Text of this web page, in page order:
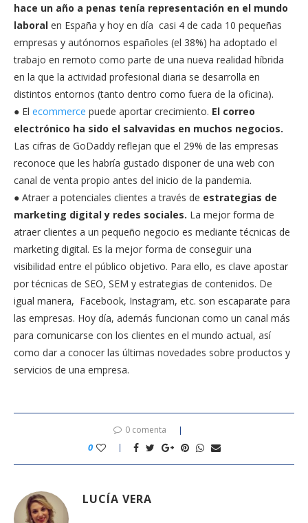
hace un año a penas tenía representación en el mundo
laboral en España y hoy en día casi 4 de cada 10 pequeñas
empresas y autónomos españoles (el 38%) ha adoptado el
trabajo en remoto como parte de una nueva realidad híbrida
en la que la actividad profesional diaria se desarrolla en
distintos entornos (tanto dentro como fuera de la oficina).
● El ecommerce puede aportar crecimiento. El correo
electrónico ha sido el salvavidas en muchos negocios.
Las cifras de GoDaddy reflejan que el 29% de las empresas
reconoce que les habría gustado disponer de una web con
canal de venta propio antes del inicio de la pandemia.
● Atraer a potenciales clientes a través de estrategias de
marketing digital y redes sociales. La mejor forma de
atraer clientes a un pequeño negocio es mediante técnicas de
marketing digital. Es la mejor forma de conseguir una
visibilidad entre el público objetivo. Para ello, es clave apostar
por técnicas de SEO, SEM y estrategias de contenidos. De
igual manera, Facebook, Instagram, etc. son escaparate para
las empresas. Hoy día, además funcionan como un canal más
para comunicarse con los clientes en el mundo actual, así
como dar a conocer las últimas novedades sobre productos y
servicios de una empresa.
0 comenta
0
LUCÍA VERA